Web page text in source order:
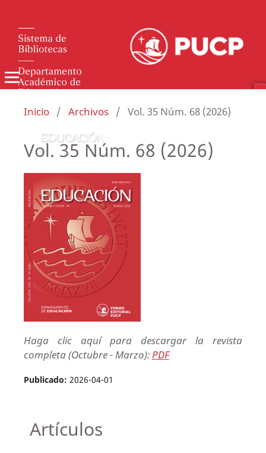
Inicio / Archivos / Vol. 35 Núm. 68 (2026)
Vol. 35 Núm. 68 (2026)
Haga clic aquí para descargar la revista
completa (Octubre - Marzo):PDF
Publicado: 2026-04-01
Artículos